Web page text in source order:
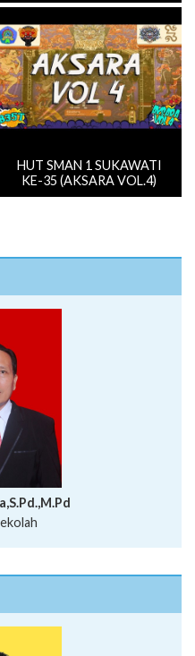
HUT SMAN 1 SUKAWATI
KE-35 (AKSARA VOL.4)